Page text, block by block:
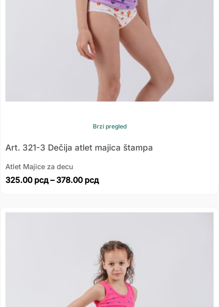
Brzi pregled
Art. 321-3 Dečija atlet majica štampa
Atlet Majice za decu
325.00 рсд – 378.00 рсд
Распон
325.00 рсд
до
378.00 рсд